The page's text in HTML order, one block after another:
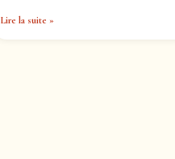
Lire la suite »